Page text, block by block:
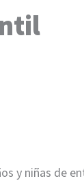
niñas de